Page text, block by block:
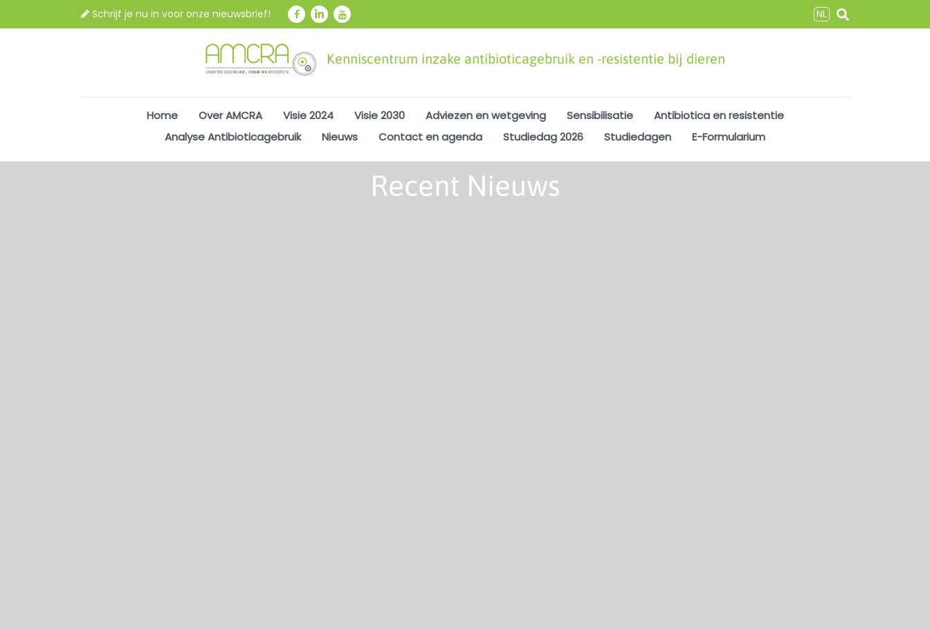
Schrijf je nu in voor onze nieuwsbrief! NL
Kenniscentrum inzake antibioticagebruik en -resistentie bij dieren
Home Over AMCRA Visie 2024 Visie 2030 Adviezen en wetgeving Sensibilisatie
Antibiotica en resistentie
Analyse Antibioticagebruik
Nieuws Contact en agenda Studiedag 2026 Studiedagen E-Formularium
Recent Nieuws